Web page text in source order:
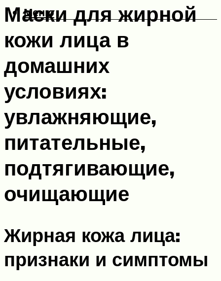
Меню
Маски для жирной
кожи лица в
домашних
условиях:
увлажняющие,
питательные,
подтягивающие,
очищающие
Жирная кожа лица:
признаки и симптомы